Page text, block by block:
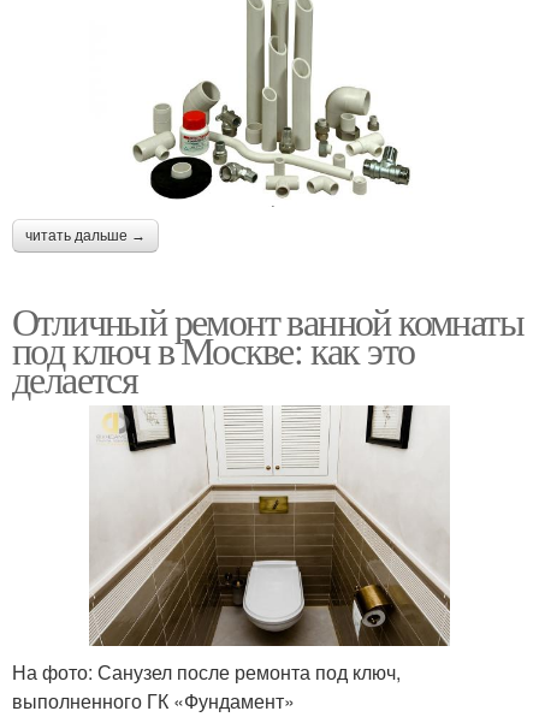
читать дальше →
Отличный ремонт ванной комнаты
под ключ в Москве: как это
делается
На фото: Санузел после ремонта под ключ,
выполненного ГК «Фундамент»